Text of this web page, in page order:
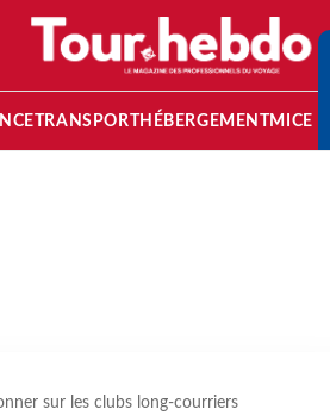
TRANSPORT HÉBERGEMENTMICE
sur les clubs long-courriers